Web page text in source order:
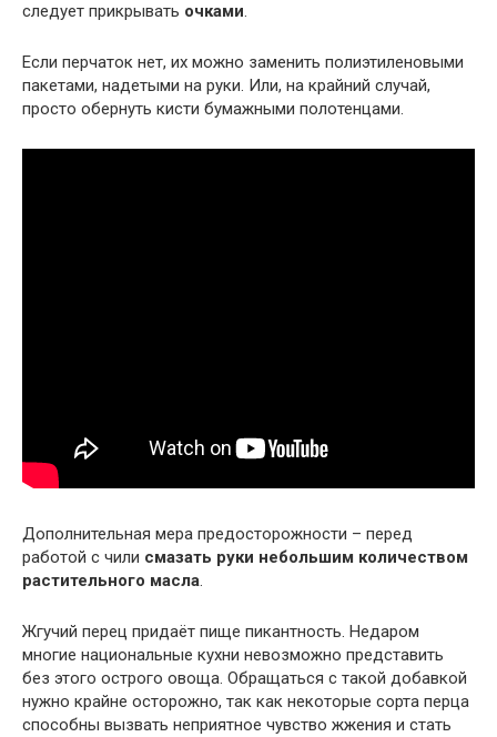
следует прикрывать очками.
Если перчаток нет, их можно заменить полиэтиленовыми
пакетами, надетыми на руки. Или, на крайний случай,
просто обернуть кисти бумажными полотенцами.
Дополнительная мера предосторожности – перед
работой с чили смазать руки небольшим количеством
растительного масла.
Жгучий перец придаёт пище пикантность. Недаром
многие национальные кухни невозможно представить
без этого острого овоща. Обращаться с такой добавкой
нужно крайне осторожно, так как некоторые сорта перца
способны вызвать неприятное чувство жжения и стать